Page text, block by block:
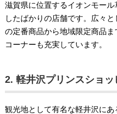
滋賀県に位置するイオンモー
したばかりの店舗です。広々
の定番商品から地域限定商品
コーナーも充実しています。
2. 軽井沢プリンスショ
観光地として有名な軽井沢に